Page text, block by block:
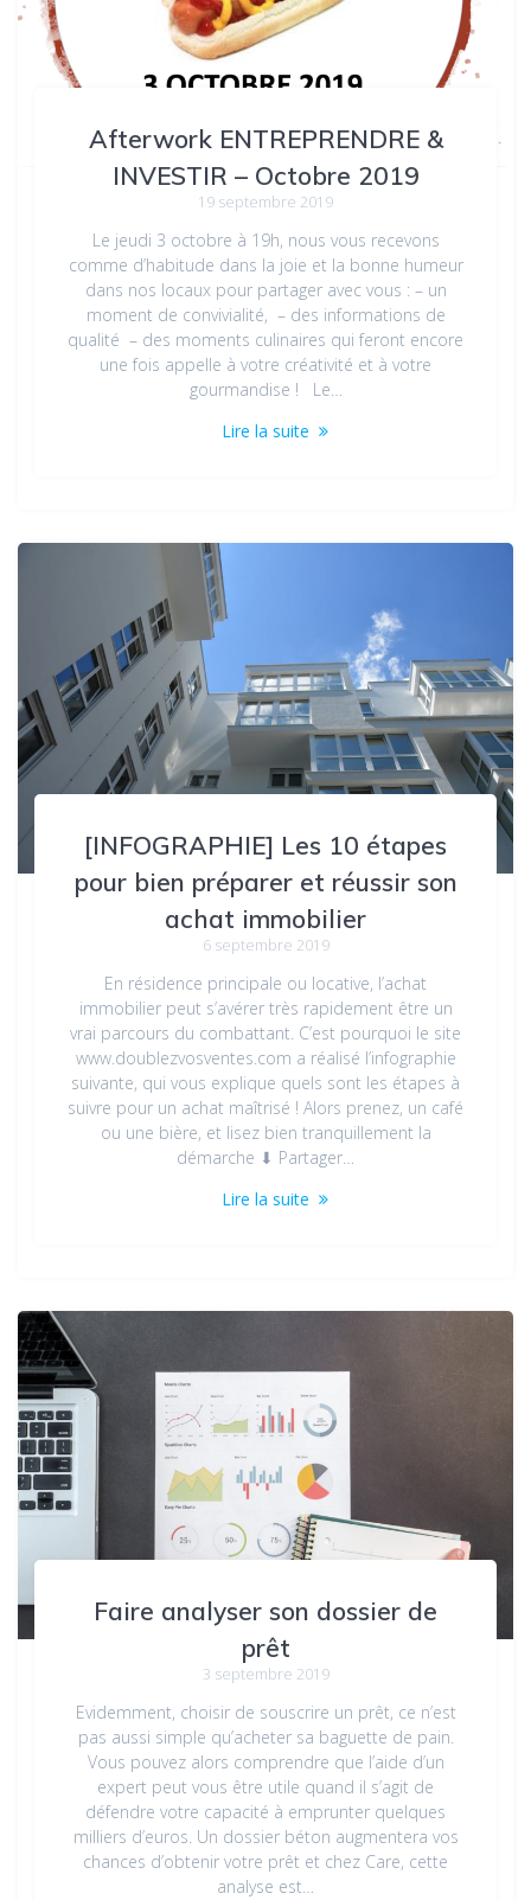
Afterwork ENTREPRENDRE &
INVESTIR – Octobre 2019
19 septembre 2019
Le jeudi 3 octobre à 19h, nous vous recevons
comme d’habitude dans la joie et la bonne humeur
dans nos locaux pour partager avec vous : – un
moment de convivialité, – des informations de
qualité – des moments culinaires qui feront encore
une fois appelle à votre créativité et à votre
gourmandise ! Le…
Lire la suite
[INFOGRAPHIE] Les 10 étapes
pour bien préparer et réussir son
achat immobilier
6 septembre 2019
En résidence principale ou locative, l’achat
immobilier peut s’avérer très rapidement être un
vrai parcours du combattant. C’est pourquoi le site
www.doublezvosventes.com a réalisé l’infographie
suivante, qui vous explique quels sont les étapes à
suivre pour un achat maîtrisé ! Alors prenez, un café
ou une bière, et lisez bien tranquillement la
démarche ⬇ Partager…
Lire la suite
Faire analyser son dossier de
prêt
3 septembre 2019
Evidemment, choisir de souscrire un prêt, ce n’est
pas aussi simple qu’acheter sa baguette de pain.
Vous pouvez alors comprendre que l’aide d’un
expert peut vous être utile quand il s’agit de
défendre votre capacité à emprunter quelques
milliers d’euros. Un dossier béton augmentera vos
chances d’obtenir votre prêt et chez Care, cette
analyse est…